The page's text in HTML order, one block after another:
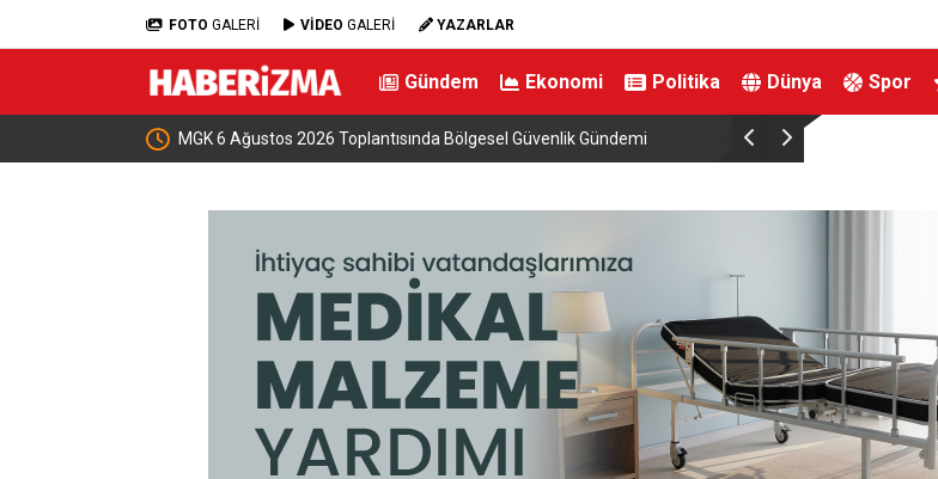
FOTO GALERİ VİDEO GALERİ YAZARLAR
Gündem Ekonomi Politika Dünya Spor
MGK 6 Ağustos 2026 Toplantısında Bölgesel Güvenlik Gündemi İznik Gölü’ne düşen genç